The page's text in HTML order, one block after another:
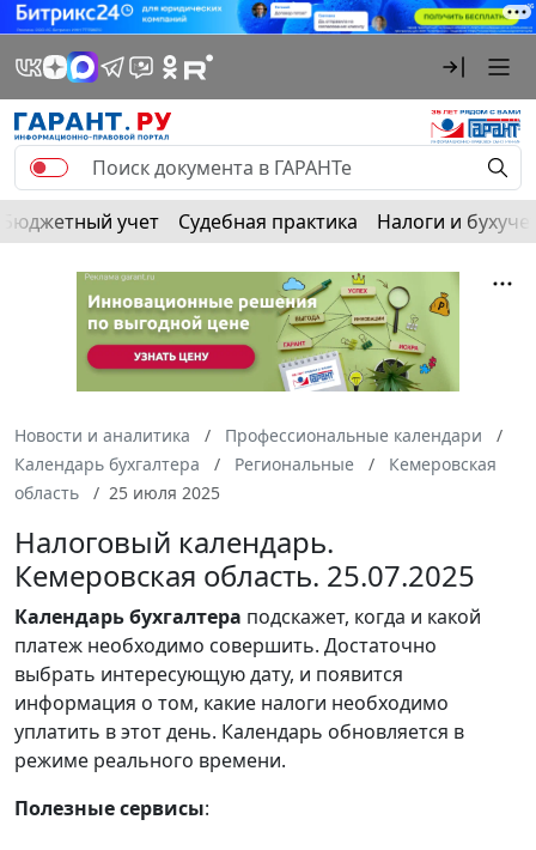
Бюджетный учет Судебная практика Налоги и
Новости и аналитика
Профессиональные календари
Календарь бухгалтера
Региональные
Кемеровская
область
25 июля 2025
Налоговый календарь.
Кемеровская область. 25.07.2025
Календарьбухгалтера подскажет, когда и какой
платеж необходимо совершить. Достаточно
выбрать интересующую дату, и появится
информация о том, какие налоги необходимо
уплатить в этот день. Календарь обновляется в
режиме реального времени.
Полезные сервисы: